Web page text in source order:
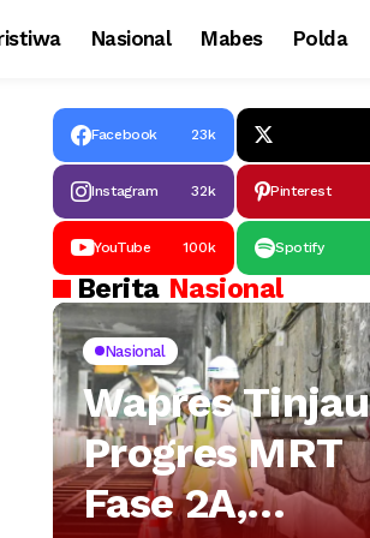
Nasional Mabes Polda
Facebook 23k
Instagram 32k Pinterest
YouTube 100k Spotify
Berita Nasional
Nasional
Wapres Tinjau
Progres MRT
Fase 2A,